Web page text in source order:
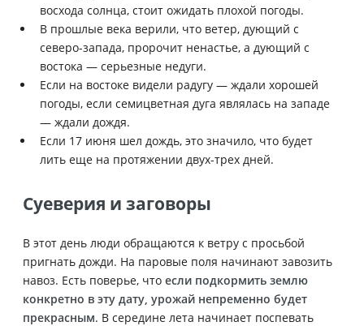
восхода солнца, стоит ожидать плохой погоды.
В прошлые века верили, что ветер, дующий с
северо-запада, пророчит ненастье, а дующий с
востока — серьезные недуги.
Если на востоке видели радугу — ждали хорошей
погоды, если семицветная дуга являлась на западе
— ждали дождя.
Если 17 июня шел дождь, это значило, что будет
лить еще на протяжении двух-трех дней.
Суеверия и заговоры
В этот день люди обращаются к ветру с просьбой
пригнать дожди. На паровые поля начинают завозить
навоз. Есть поверье, что если подкормить землю
конкретно в эту дату, урожай непременно будет
прекрасным. В середине лета начинает поспевать